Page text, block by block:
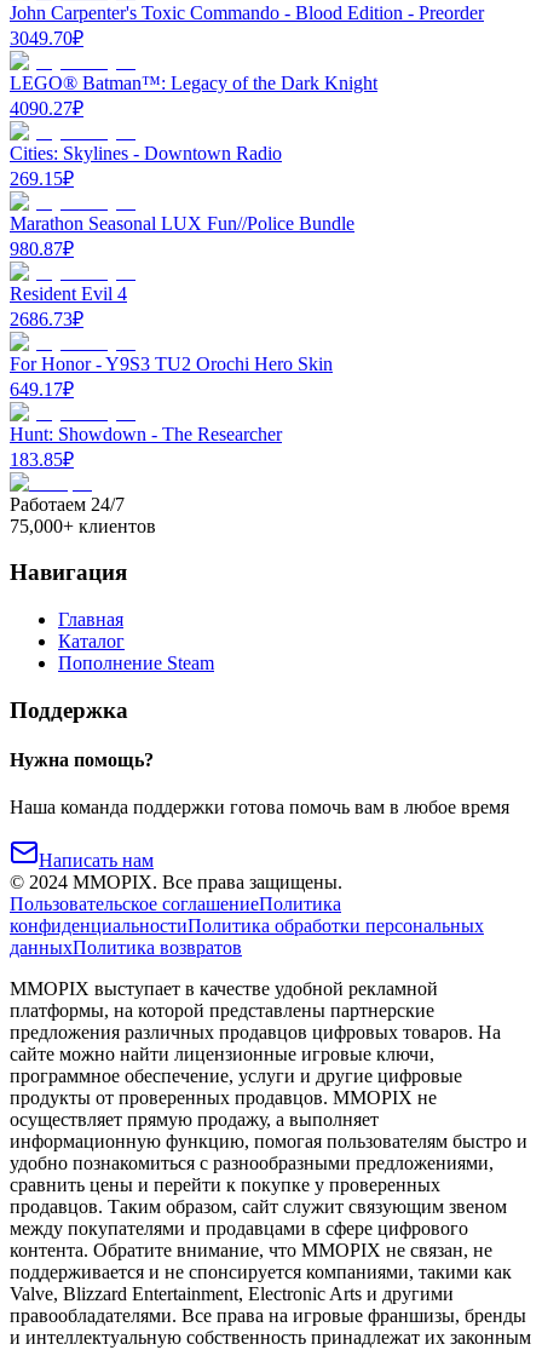
John Carpenter's Toxic Commando - Blood Edition - Preorder
3049.70₽
LEGO® Batman™: Legacy of the Dark Knight
4090.27₽
Cities: Skylines - Downtown Radio
269.15₽
Marathon Seasonal LUX Fun//Police Bundle
980.87₽
Resident Evil 4
2686.73₽
For Honor - Y9S3 TU2 Orochi Hero Skin
649.17₽
Hunt: Showdown - The Researcher
183.85₽
Работаем 24/7
75,000+ клиентов
Навигация
Главная
Каталог
Пополнение Steam
Поддержка
Нужна помощь?
Наша команда поддержки готова помочь вам в любое время
Написать нам
© 2024 MMOPIX. Все права защищены.
Пользовательское соглашениеПолитика
конфиденциальностиПолитика обработки персональных
данныхПолитика возвратов
MMOPIX выступает в качестве удобной рекламной
платформы, на которой представлены партнерские
предложения различных продавцов цифровых товаров. На
сайте можно найти лицензионные игровые ключи,
программное обеспечение, услуги и другие цифровые
продукты от проверенных продавцов. MMOPIX не
осуществляет прямую продажу, а выполняет
информационную функцию, помогая пользователям быстро и
удобно познакомиться с разнообразными предложениями,
сравнить цены и перейти к покупке у проверенных
продавцов. Таким образом, сайт служит связующим звеном
между покупателями и продавцами в сфере цифрового
контента. Обратите внимание, что MMOPIX не связан, не
поддерживается и не спонсируется компаниями, такими как
Valve, Blizzard Entertainment, Electronic Arts и другими
правообладателями. Все права на игровые франшизы, бренды
и интеллектуальную собственность принадлежат их законным